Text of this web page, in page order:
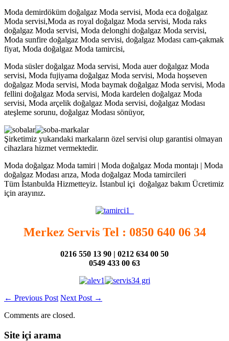
Moda demirdöküm doğalgaz Moda servisi, Moda eca doğalgaz
Moda servisi,Moda as royal doğalgaz Moda servisi, Moda raks
doğalgaz Moda servisi, Moda delonghi doğalgaz Moda servisi,
Moda sunfire doğalgaz Moda servisi, doğalgaz Modası cam-çakmak
fiyat, Moda doğalgaz Moda tamircisi,
Moda süsler doğalgaz Moda servisi, Moda auer doğalgaz Moda
servisi, Moda fujiyama doğalgaz Moda servisi, Moda hoşseven
doğalgaz Moda servisi, Moda baymak doğalgaz Moda servisi, Moda
fellini doğalgaz Moda servisi, Moda kardelen doğalgaz Moda
servisi, Moda arçelik doğalgaz Moda servisi, doğalgaz Modası
ateşleme sorunu, doğalgaz Modası sönüyor,
Şirketimiz yukarıdaki markaların özel servisi olup garantisi olmayan
cihazlara hizmet vermektedir.
Moda doğalgaz Moda tamiri | Moda doğalgaz Moda montajı | Moda
doğalgaz Modası arıza, Moda doğalgaz Moda tamircileri
Tüm İstanbulda Hizmetteyiz. İstanbul içi doğalgaz bakım Ücretimiz
için arayınız.
Merkez Servis Tel : 0850 640 06 34
0216 550 13 90 | 0212 634 00 50
0549 433 00 63
← Previous Post Next Post →
Comments are closed.
Site içi arama